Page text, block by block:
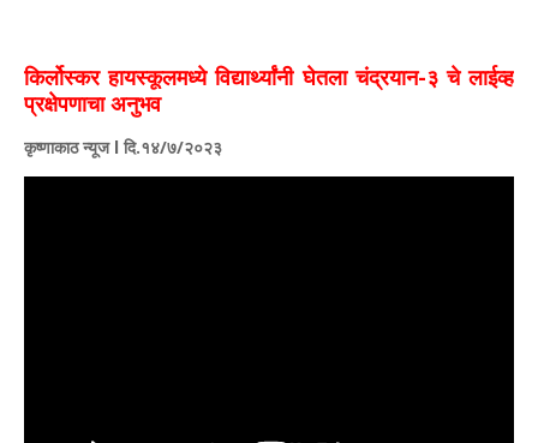
किर्लोस्कर हायस्कूलमध्ये विद्यार्थ्यांनी घेतला चंद्रयान-३ चे लाईव्ह
प्रक्षेपणाचा अनुभव
कृष्णाकाठ न्यूज l दि.१४/७/२०२३